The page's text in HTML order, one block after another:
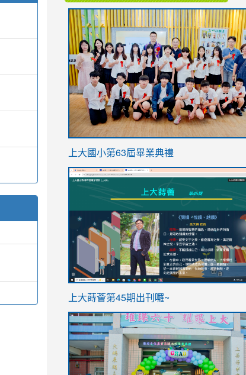
link
https://sites.google.com/stes.tyc.edu.tw/
上大國小第63屆畢業典禮
link
ink
https://sites.google.com/stes.tyc.edu.tw/
link
https://sites.google.com/stes.tyc.edu.tw/
上大蒔薈第45期出刊囉~